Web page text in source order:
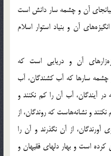
آن‌ و چشمه‌ سار دانش‌ است‌
آن‌ و بنياد استوار اسلام‌
آن‌ و دريايي‌ است‌ كه‌
چشمه‌ سارها كه‌ آب‌ كشندگان‌، آب‌
آيندگان‌، آب‌ آن‌ را كم‌ نكنند و
و نشانه‌هاست‌ كه‌ روندگان‌، از
از آن‌ نگذرند و آن‌ را
كرده‌ است‌ و بهار دلهاي‌ فقيهان‌ و